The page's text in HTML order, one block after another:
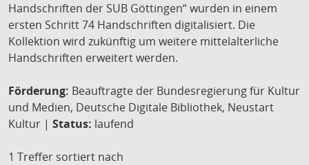
Handschriften der SUB Göttingen“ wurden in einem
ersten Schritt 74 Handschriften digitalisiert. Die
Kollektion wird zukünftig um weitere mittelalterliche
Handschriften erweitert werden.
Förderung: Beauftragte der Bundesregierung für Kultur
und Medien, Deutsche Digitale Bibliothek, Neustart
Kultur | Status: laufend
1 Treffer sortiert nach